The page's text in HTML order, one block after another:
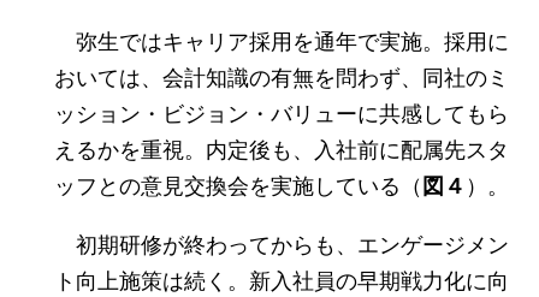
弥生ではキャリア採用を通年で実施。採用に
おいては、会計知識の有無を問わず、同社のミ
ッション・ビジョン・バリューに共感してもら
えるかを重視。内定後も、入社前に配属先スタ
ッフとの意見交換会を実施している（図４ ）。
初期研修が終わってからも、エンゲージメン
ト向上施策は続く。新入社員の早期戦力化に向